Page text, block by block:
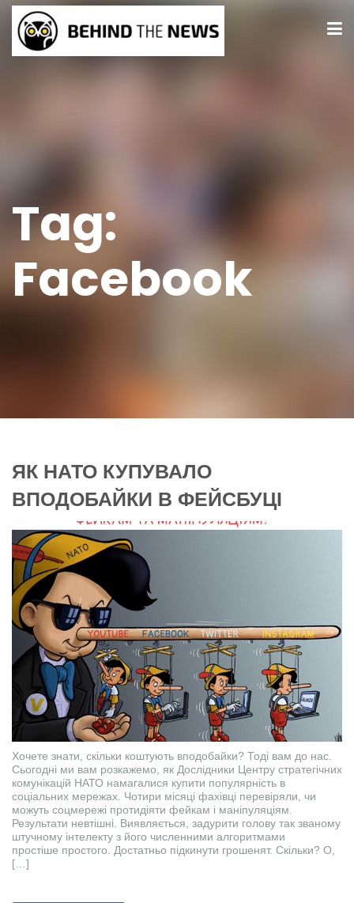
Tag:
Facebook
ЯК НАТО КУПУВАЛО
ВПОДОБАЙКИ В ФЕЙСБУЦІ
Хочете знати, скільки коштують вподобайки? Тоді вам до нас.
Сьогодні ми вам розкажемо, як Дослідники Центру стратегічних
комунікацій НАТО намагалися купити популярність в
соціальних мережах. Чотири місяці фахівці перевіряли, чи
можуть соцмережі протидіяти фейкам і маніпуляціям.
Результати невтішні. Виявляється, задурити голову так званому
штучному інтелекту з його численними алгоритмами
простіше простого. Достатньо підкинути грошенят. Скільки? О,
[…]